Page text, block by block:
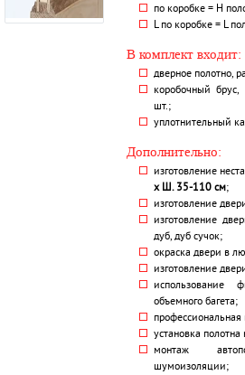
по коробке = Н
L по коробке = L
В комплект входит:
дверное
коробочный
шт.;
уплотнительный
Дополнительно:
изготовление
х Ш. 35-110 см;
изготовление
изготовление
дуб, дуб сучок;
окраска двери в
изготовление
объемного багета;
установка
монтаж
шумоизоляции;